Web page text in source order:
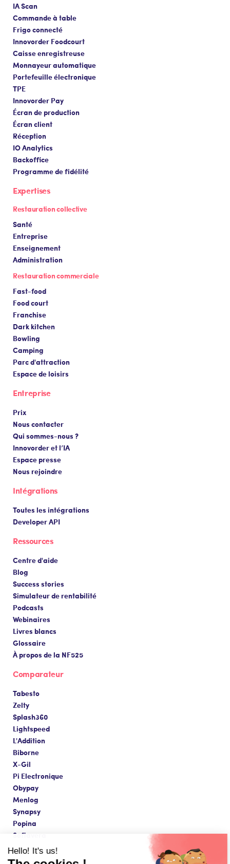
IA Scan
Commande à table
Frigo connecté
Innovorder Foodcourt
Caisse enregistreuse
Monnayeur automatique
Portefeuille électronique
TPE
Innovorder Pay
Écran de production
Écran client
Réception
IO Analytics
Backoffice
Programme de fidélité
Expertises
Restauration collective
Santé
Entreprise
Enseignement
Administration
Restauration commerciale
Fast-food
Food court
Franchise
Dark kitchen
Bowling
Camping
Parc d'attraction
Espace de loisirs
Entreprise
Prix
Nous contacter
Qui sommes-nous ?
Innovorder et l’IA
Espace presse
Nous rejoindre
Intégrations
Toutes les intégrations
Developer API
Ressources
Centre d'aide
Blog
Success stories
Simulateur de rentabilité
Podcasts
Webinaires
Livres blancs
Glossaire
À propos de la NF525
Comparateur
Tabesto
Zelty
Splash360
Lightspeed
L'Addition
Biborne
X-Gil
Pi Electronique
Obypay
Menlog
Synapsy
Popina
Softavera
Hello! It's us!